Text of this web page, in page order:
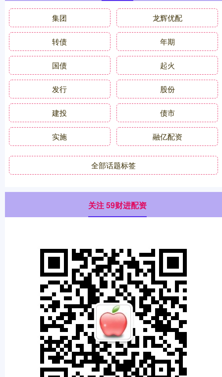
集团 龙辉优配
转债 年期
国债 起火
发行 股份
建投 债市
实施 融亿配资
全部话题标签
关注 59财进配资